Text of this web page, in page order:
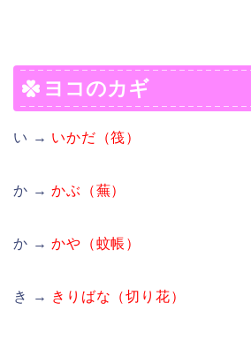
ヨコのカギ
い → いかだ（筏）
か →かぶ（蕪）
か →かや（蚊帳）
き → きりばな（切り花）